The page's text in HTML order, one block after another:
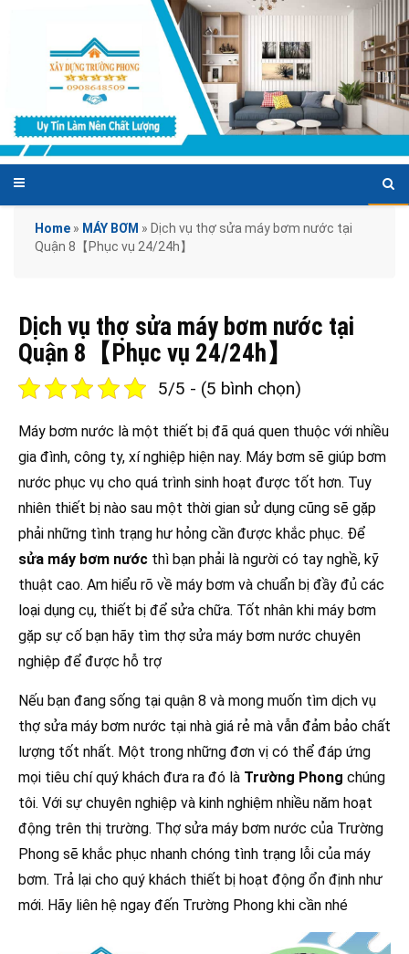
Home » MÁY BƠM » Dịch vụ thợ sửa máy bơm nước tại
Quận 8【Phục vụ 24/24h】
Dịch vụ thợ sửa máy bơm nước tại
Quận 8【Phục vụ 24/24h】
5/5 - (5 bình chọn)
Máy bơm nước là một thiết bị đã quá quen thuộc với nhiều
gia đình, công ty, xí nghiệp hiện nay. Máy bơm sẽ giúp bơm
nước phục vụ cho quá trình sinh hoạt được tốt hơn. Tuy
nhiên thiết bị nào sau một thời gian sử dụng cũng sẽ gặp
phải những tình trạng hư hỏng cần được khắc phục. Để
sửa máy bơm nước thì bạn phải là người có tay nghề, kỹ
thuật cao. Am hiểu rõ về máy bơm và chuẩn bị đầy đủ các
loại dụng cụ, thiết bị để sửa chữa. Tốt nhân khi máy bơm
gặp sự cố bạn hãy tìm thợ sửa máy bơm nước chuyên
nghiệp để được hỗ trợ
Nếu bạn đang sống tại quận 8 và mong muốn tìm dịch vụ
thợ sửa máy bơm nước tại nhà giá rẻ mà vẫn đảm bảo chất
lượng tốt nhất. Một trong những đơn vị có thể đáp ứng
mọi tiêu chí quý khách đưa ra đó là Trường Phong chúng
tôi. Với sự chuyên nghiệp và kinh nghiệm nhiều năm hoạt
động trên thị trường. Thợ sửa máy bơm nước của Trường
Phong sẽ khắc phục nhanh chóng tình trạng lỗi của máy
bơm. Trả lại cho quý khách thiết bị hoạt động ổn định như
mới. Hãy liên hệ ngay đến Trường Phong khi cần nhé